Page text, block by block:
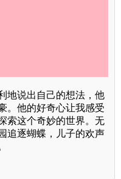
地说出自己的想法，他
。他的好奇心让我感受
索这个奇妙的世界。无
追逐蝴蝶，儿子的欢声